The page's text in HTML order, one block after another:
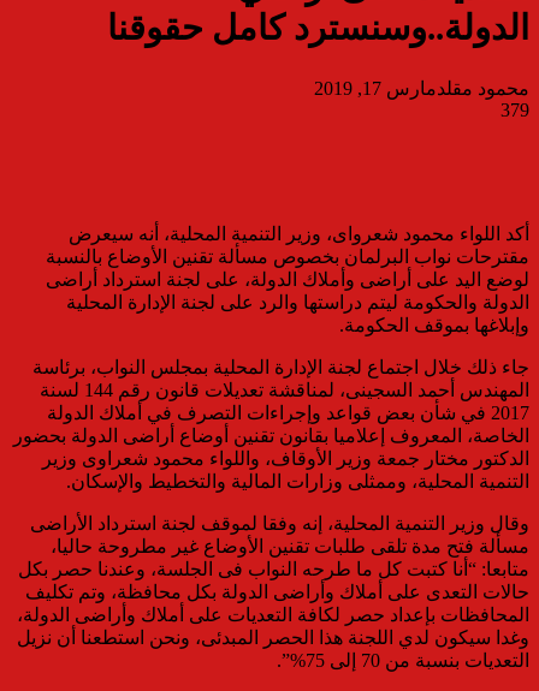
الدولة..وسنسترد كامل حقوقنا
محمود مقلدمارس 17, 2019
379
أكد اللواء محمود شعرواى، وزير التنمية المحلية، أنه سيعرض
مقترحات نواب البرلمان بخصوص مسألة تقنين الأوضاع بالنسبة
لوضع اليد على أراضى وأملاك الدولة، على لجنة استرداد أراضى
الدولة والحكومة ليتم دراستها والرد على لجنة الإدارة المحلية
وإبلاغها بموقف الحكومة.
جاء ذلك خلال اجتماع لجنة الإدارة المحلية بمجلس النواب، برئاسة
المهندس أحمد السجينى، لمناقشة تعديلات قانون رقم 144 لسنة
2017 في شأن بعض قواعد وإجراءات التصرف في أملاك الدولة
الخاصة، المعروف إعلاميا بقانون تقنين أوضاع أراضى الدولة بحضور
الدكتور مختار جمعة وزير الأوقاف، واللواء محمود شعراوى وزير
التنمية المحلية، وممثلى وزارات المالية والتخطيط والإسكان.
وقال وزير التنمية المحلية، إنه وفقا لموقف لجنة استرداد الأراضى
مسألة فتح مدة تلقى طلبات تقنين الأوضاع غير مطروحة حاليا،
متابعا: “أنا كتبت كل ما طرحه النواب فى الجلسة، وعندنا حصر بكل
حالات التعدى على أملاك وأراضى الدولة بكل محافظة، وتم تكليف
المحافظات بإعداد حصر لكافة التعديات على أملاك وأراضى الدولة،
وغدا سيكون لدي اللجنة هذا الحصر المبدئى، ونحن استطعنا أن نزيل
التعديات بنسبة من 70 إلى 75%”.